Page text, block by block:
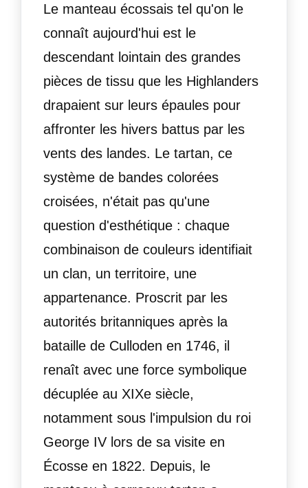
Le manteau écossais tel qu'on le
connaît aujourd'hui est le
descendant lointain des grandes
pièces de tissu que les Highlanders
drapaient sur leurs épaules pour
affronter les hivers battus par les
vents des landes. Le tartan, ce
système de bandes colorées
croisées, n'était pas qu'une
question d'esthétique : chaque
combinaison de couleurs identifiait
un clan, un territoire, une
appartenance. Proscrit par les
autorités britanniques après la
bataille de Culloden en 1746, il
renaît avec une force symbolique
décuplée au XIXe siècle,
notamment sous l'impulsion du roi
George IV lors de sa visite en
Écosse en 1822. Depuis, le